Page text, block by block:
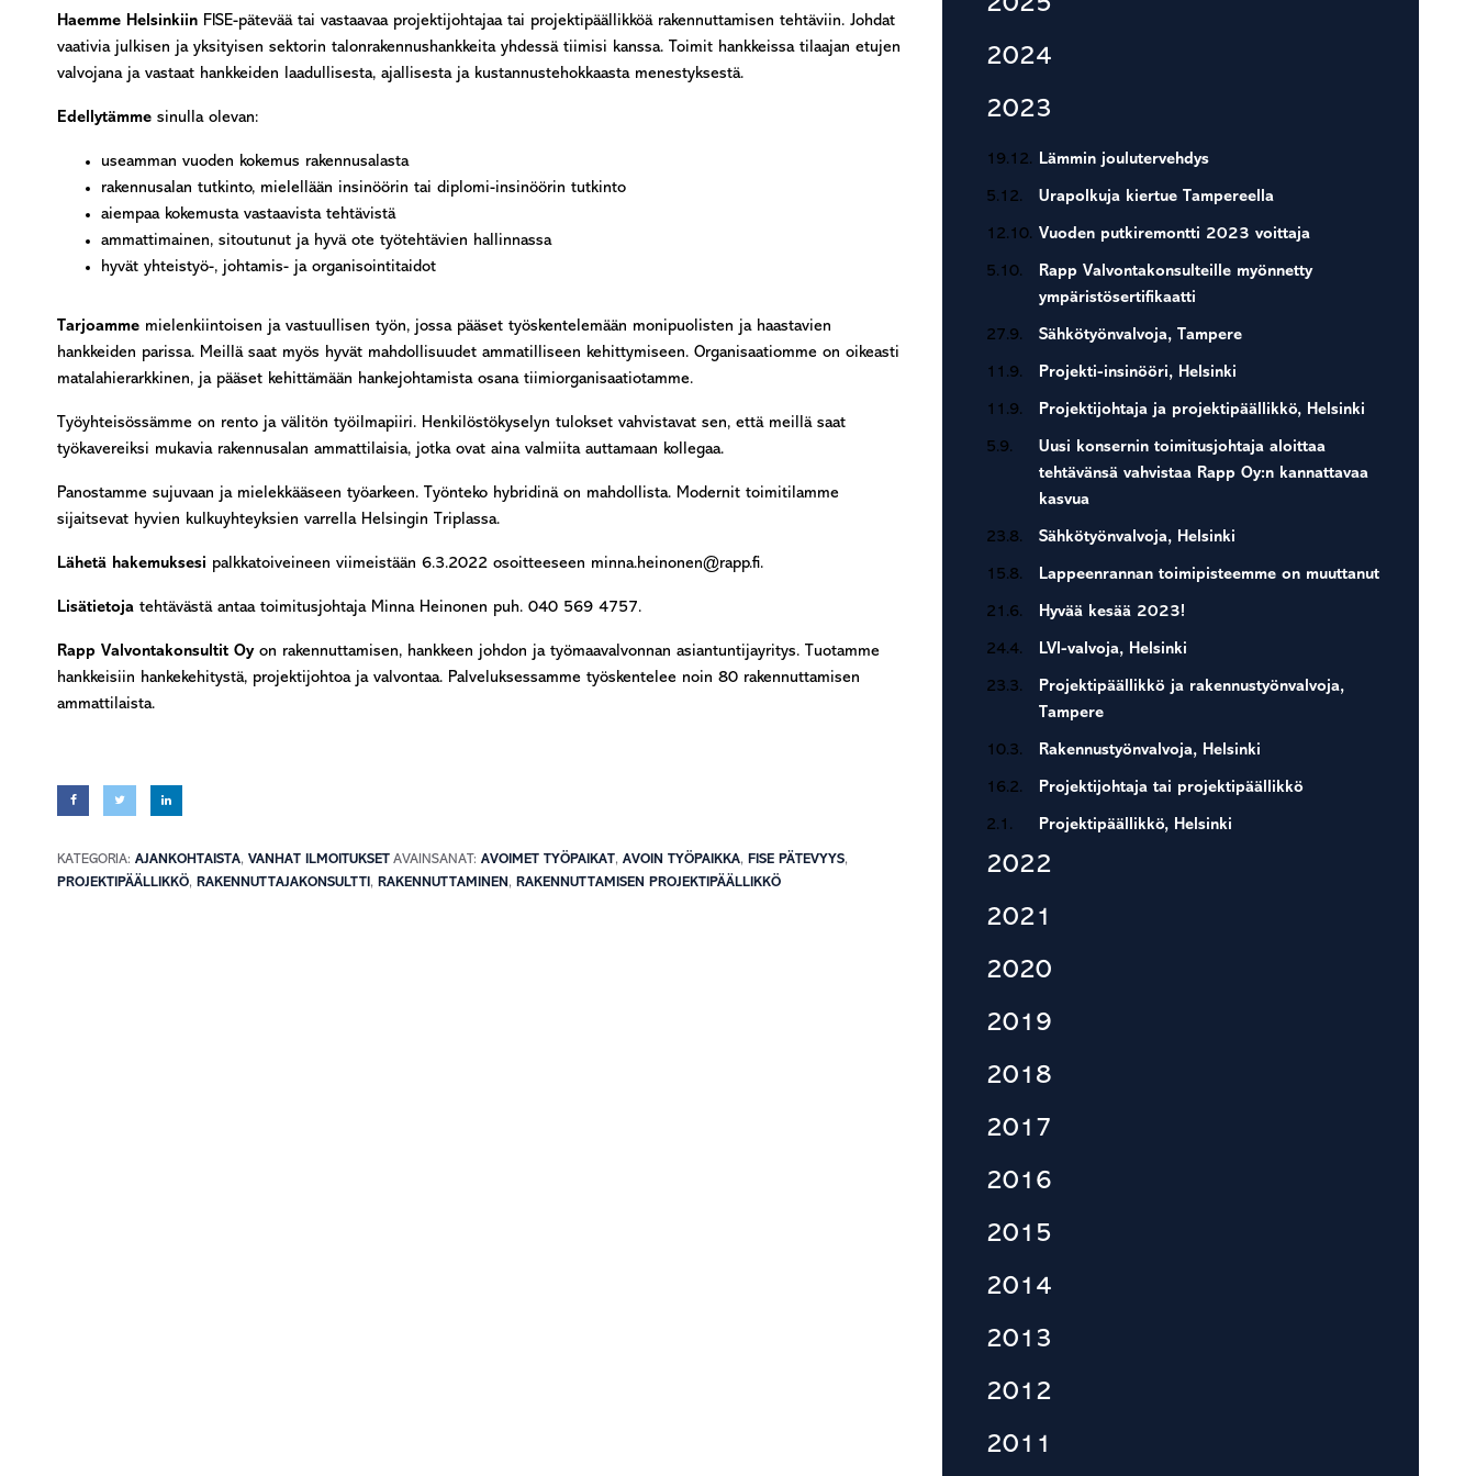
Haemme Helsinkiin FISE-pätevää tai vastaavaa projektijohtajaa tai projektipäällikköä rakennuttamisen tehtäviin. Johdat
vaativia julkisen ja yksityisen sektorin talonrakennushankkeita yhdessä tiimisi kanssa. Toimit hankkeissa tilaajan etujen
valvojana ja vastaat hankkeiden laadullisesta, ajallisesta ja kustannustehokkaasta menestyksestä.
Edellytämme sinulla olevan:
useamman vuoden kokemus rakennusalasta
rakennusalan tutkinto, mielellään insinöörin tai diplomi-insinöörin tutkinto
aiempaa kokemusta vastaavista tehtävistä
ammattimainen, sitoutunut ja hyvä ote työ­tehtävien hallinnassa
hyvät yhteistyö-, johtamis- ja organisointitaidot
Tarjoamme mielenkiintoisen ja vastuullisen työn, jossa pääset työskentelemään monipuolisten ja haastavien
hankkeiden parissa. Meillä saat myös hyvät mahdollisuudet ammatilliseen kehittymiseen. Organisaatiomme on oikeasti
matalahierarkkinen, ja pääset kehittämään hankejohtamista osana tiimiorganisaatiotamme.
Työyhteisössämme on rento ja välitön työilmapiiri. Henkilöstökyselyn tulokset vahvistavat sen, että meillä saat
työkavereiksi mukavia rakennusalan ammattilaisia, jotka ovat aina valmiita auttamaan kollegaa.
Panostamme sujuvaan ja mielekkääseen työarkeen. Työnteko hybridinä on mahdollista. Modernit toimitilamme
sijaitsevat hyvien kulkuyhteyksien varrella Helsingin Triplassa.
Lähetä hakemuksesi palkkatoiveineen viimeistään 6.3.2022 osoitteeseen minna.heinonen@rapp.fi.
Lisätietoja tehtävästä antaa toimitusjohtaja Minna Heinonen puh. 040 569 4757.
Rapp Valvontakonsultit Oy on rakennuttamisen, hankkeen johdon ja työmaavalvonnan asiantuntijayritys. Tuotamme
hankkeisiin hankekehitystä, projektijohtoa ja valvontaa. Palveluksessamme työskentelee noin 80 rakennuttamisen
ammattilaista.
KATEGORIA: AJANKOHTAISTA, VANHAT ILMOITUKSET AVAINSANAT: AVOIMET TYÖPAIKAT, AVOIN TYÖPAIKKA, FISE PÄTEVYYS,
PROJEKTIPÄÄLLIKKÖ, RAKENNUTTAJAKONSULTTI , RAKENNUTTAMINEN , RAKENNUTTAMISEN PROJEKTIPÄÄLLIKKÖ
2024
2023
19.12. Lämmin joulutervehdys
5.12. Urapolkuja kiertue Tampereella
12.10. Vuoden putkiremontti 2023 voittaja
5.10.
Rapp Valvontakonsulteille myönnetty
ympäristösertifikaatti
27.9. Sähkötyönvalvoja, Tampere
11.9. Projekti-insinööri, Helsinki
11.9. Projektijohtaja ja projektipäällikkö, Helsinki
5.9.
Uusi konsernin toimitusjohtaja aloittaa
tehtävänsä vahvistaa Rapp Oy:n kannattavaa
kasvua
23.8. Sähkötyönvalvoja, Helsinki
15.8. Lappeenrannan toimipisteemme on muuttanut
21.6. Hyvää kesää 2023!
24.4. LVI-valvoja, Helsinki
23.3.
Projektipäällikkö ja rakennustyönvalvoja,
Tampere
10.3. Rakennustyönvalvoja, Helsinki
16.2. Projektijohtaja tai projektipäällikkö
2.1. Projektipäällikkö, Helsinki
2022
2021
2020
2019
2018
2017
2016
2015
2014
2013
2012
2011